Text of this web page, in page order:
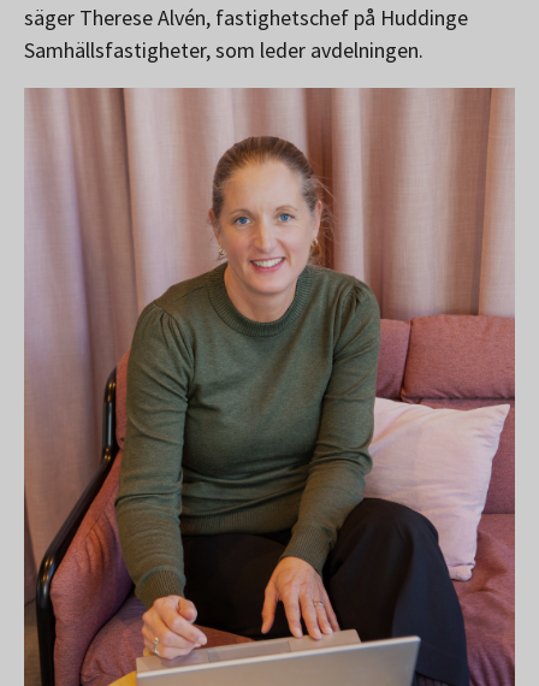
säger Therese Alvén, fastighetschef på Huddinge
Samhällsfastigheter, som leder avdelningen.